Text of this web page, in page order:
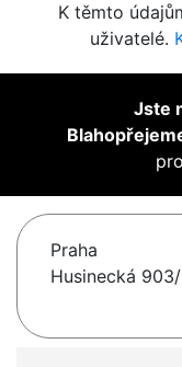
K těmto
uživatelé.
Jste
Praha
Husinecká 903/